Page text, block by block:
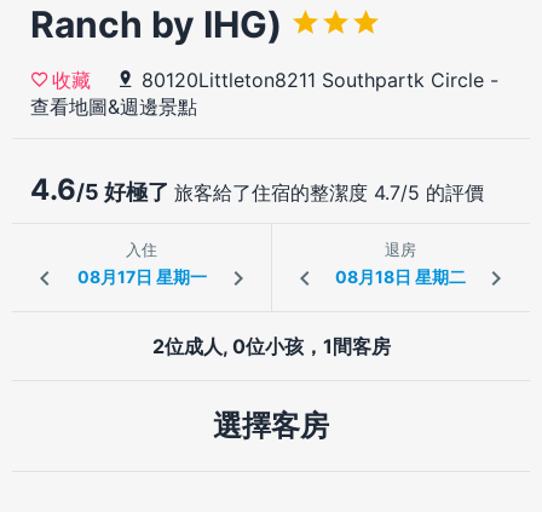
Ranch by IHG)
收藏 80120Littleton8211 Southpartk Circle -
查看地圖&週邊景點
4.6/5 好極了 旅客給了住宿的整潔度 4.7/5 的評價
入住 退房
2位成人, 0位小孩，1間客房
選擇客房